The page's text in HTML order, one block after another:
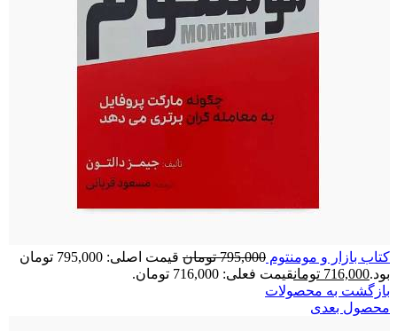
کتاب بازار و مومنتوم 795,000 تومان
قیمت اصلی: 795,000 تومان
بود.716,000 تومانقیمت فعلی: 716,000 تومان.
بازگشت به محصولات
محصول بعدی